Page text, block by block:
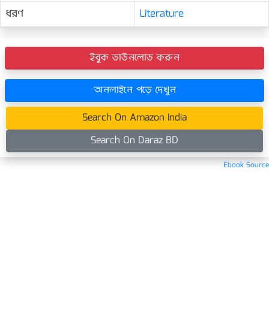
ধরণ
Literature
ইবুক ডাউনলোড করুন
অনলাইনে পড়ে দেখুন
Search On Amazon India
Search On Daraz BD
Ebook Source